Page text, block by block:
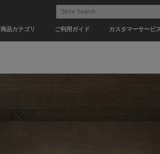
商品カテゴリ ご利用ガイド カスタマーサービ